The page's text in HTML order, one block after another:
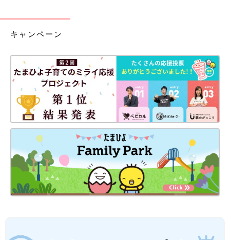
皆さんも体調管理にはくれぐれもお気をつけてくださいねー！
[10年ぶりに出産しました]記事一覧
・
たまひよONLINEの育児マンガ一覧はこちら
[マォ]
インスタグラム
キャンペーン